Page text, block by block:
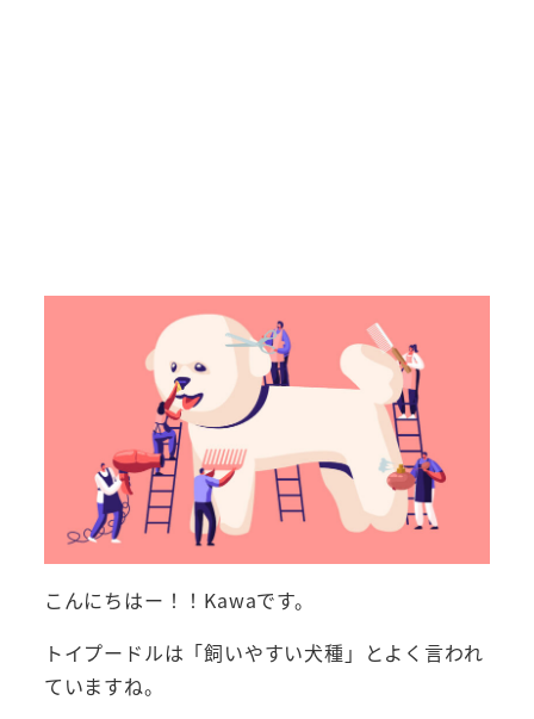
こんにちはー！！Kawaです。
トイプードルは「飼いやすい犬種」とよく言われ
ていますね。